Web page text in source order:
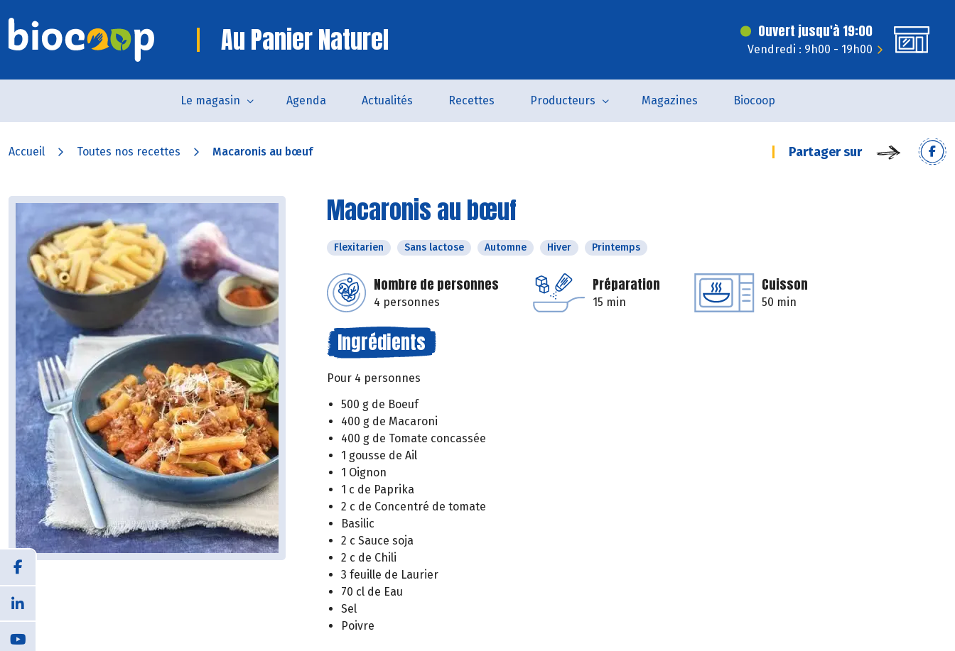
Au Panier Naturel Ouvert jusqu'à 19:00
Vendredi : 9h00 - 19h00
Le magasin Agenda Actualités Recettes Producteurs Magazines Biocoop
Accueil Toutes nos recettes Macaronis au bœuf Partager sur
Macaronis au bœuf
Flexitarien Sans lactose Automne Hiver Printemps
Nombre de personnes
4 personnes
Préparation
15 min
Cuisson
50 min
Ingrédients
Pour 4 personnes
500 g de Boeuf
400 g de Macaroni
400 g de Tomate concassée
1 gousse de Ail
1 Oignon
1 c de Paprika
2 c de Concentré de tomate
Basilic
2 c Sauce soja
2 c de Chili
3 feuille de Laurier
70 cl de Eau
Sel
Poivre